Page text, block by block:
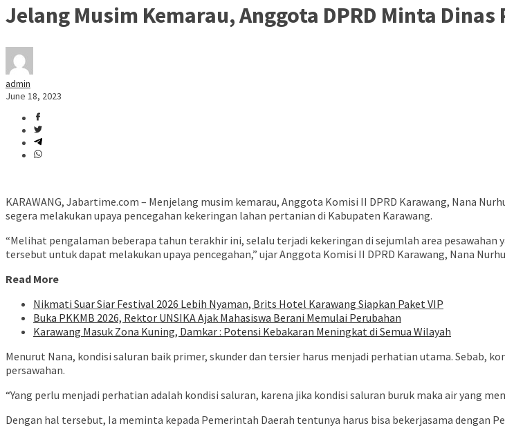
Jelang Musim Kemarau, Anggota DPRD Minta
admin
June 18, 2023
KARAWANG, Jabartime.com – Menjelang musim kemarau, Anggota Komisi II DPRD Karawang, Nana
segera melakukan upaya pencegahan kekeringan lahan pertanian di Kabupaten Karawang.
“Melihat pengalaman beberapa tahun terakhir ini, selalu terjadi kekeringan di sejumlah area
tersebut untuk dapat melakukan upaya pencegahan,” ujar Anggota Komisi II DPRD Karawang, Nana
Read More
Nikmati Suar Siar Festival 2026 Lebih Nyaman, Brits Hotel Karawang Siapkan Paket VIP
Buka PKKMB 2026, Rektor UNSIKA Ajak Mahasiswa Berani Memulai Perubahan
Karawang Masuk Zona Kuning, Damkar : Potensi Kebakaran Meningkat di Semua Wilayah
Menurut Nana, kondisi saluran baik primer, skunder dan tersier harus menjadi perhatian utama. Sebab,
persawahan.
“Yang perlu menjadi perhatian adalah kondisi saluran, karena jika kondisi saluran buruk maka air yang
Dengan hal tersebut, Ia meminta kepada Pemerintah Daerah tentunya harus bisa bekerjasama dengan